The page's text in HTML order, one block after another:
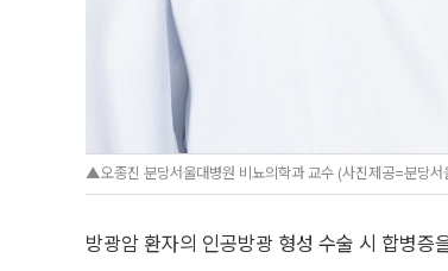
▲오종진 분당서울대병원 비뇨의학과 교수 (사진제공=분당서
방광암 환자의 인공방광 형성 수술 시 합병증